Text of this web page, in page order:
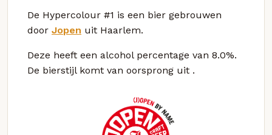
De Hypercolour #1 is een bier gebrouwen
door Jopen uit Haarlem.
Deze heeft een alcohol percentage van 8.0%.
De bierstijl komt van oorsprong uit .